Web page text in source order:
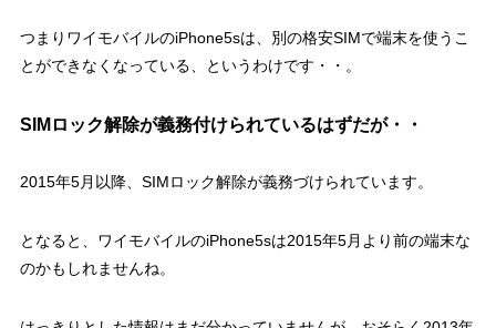
つまりワイモバイルのiPhone5sは、別の格安SIMで端末を使うこ
とができなくなっている、というわけです・・。
SIMロック解除が義務付けられているはずだが・・
2015年5月以降、SIMロック解除が義務づけられています。
となると、ワイモバイルのiPhone5sは2015年5月より前の端末な
のかもしれませんね。